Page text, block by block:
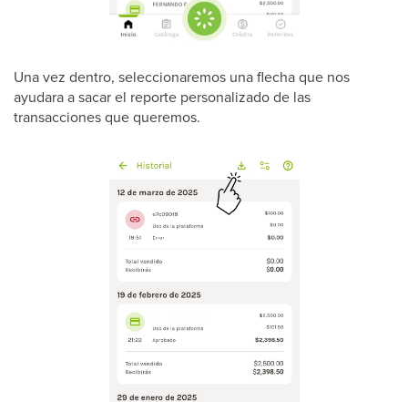
Una vez dentro, seleccionaremos una flecha que nos
ayudara a sacar el reporte personalizado de las
transacciones que queremos.